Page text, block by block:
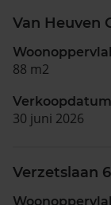
Van Heuven
88 m2
Verkoopdatum
30 juni 2026
Verzetslaan